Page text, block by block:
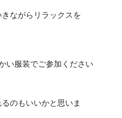
ながらリラックスを
い服装でご参加ください
のもいいかと思いま